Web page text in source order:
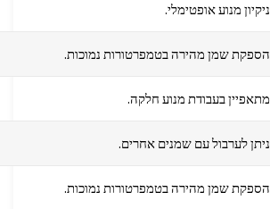
ניקיון מנוע אופטימלי.
הספקת שמן מהירה בטמפרטורות נמוכות.
מתאפיין בעבודת מנוע חלקה.
ניתן לערבול עם שמנים אחרים.
הספקת שמן מהירה בטמפרטורות נמוכות.